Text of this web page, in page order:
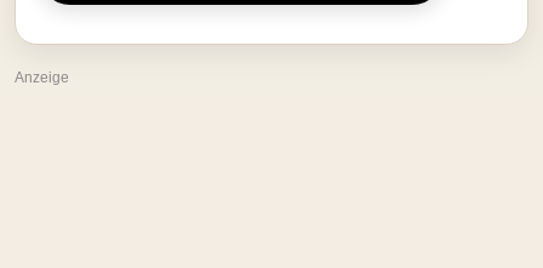
Anzeige